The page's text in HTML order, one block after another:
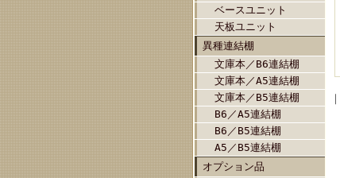
ベースユニット
天板ユニット
異種連結棚
文庫本／B6連結棚
文庫本／A5連結棚
文庫本／B5連結棚
B6／A5連結棚
B6／B5連結棚
A5／B5連結棚
オプション品
｜